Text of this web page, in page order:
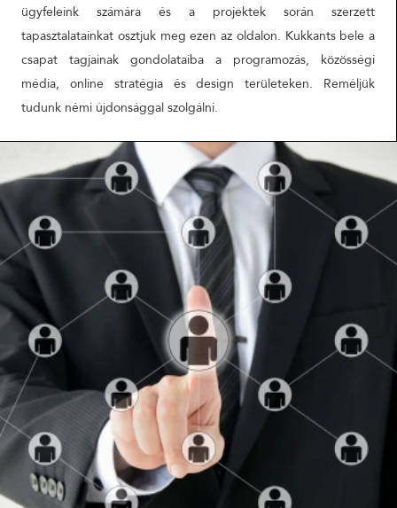
AMIT A MEGBESZÉLÉST KÖVETŐ 5 MUNKANAPON BELÜL
ELKÉSZÍTÜNK ÉS MEGKÜLDÜNK.
NÉV
TELEFONSZÁM
ÜZENET
ügyfeleink számára és a projektek során szerzett
tapasztalatainkat osztjuk meg ezen az oldalon. Kukkants bele a
csapat tagjainak gondolataiba a programozás, közösségi
média, online stratégia és design területeken. Reméljük
tudunk némi újdonsággal szolgálni.
ELOLVASOM